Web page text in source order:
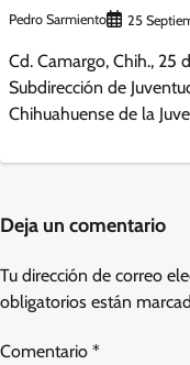
Pedro Sarmiento 25
Cd. Camargo, Chih., 25
Subdirección de
Chihuahuense de la
Deja un comentario
Tu dirección de correo
obligatorios están
Comentario *